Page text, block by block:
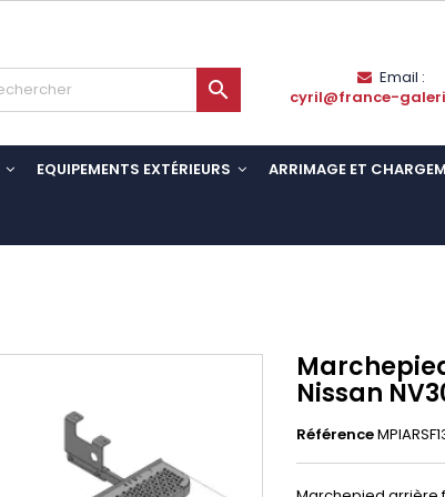

Email :
cyril@france-
EQUIPEMENTS EXTÉRIEURS ARRIMAGE ET
Nissan
Référence